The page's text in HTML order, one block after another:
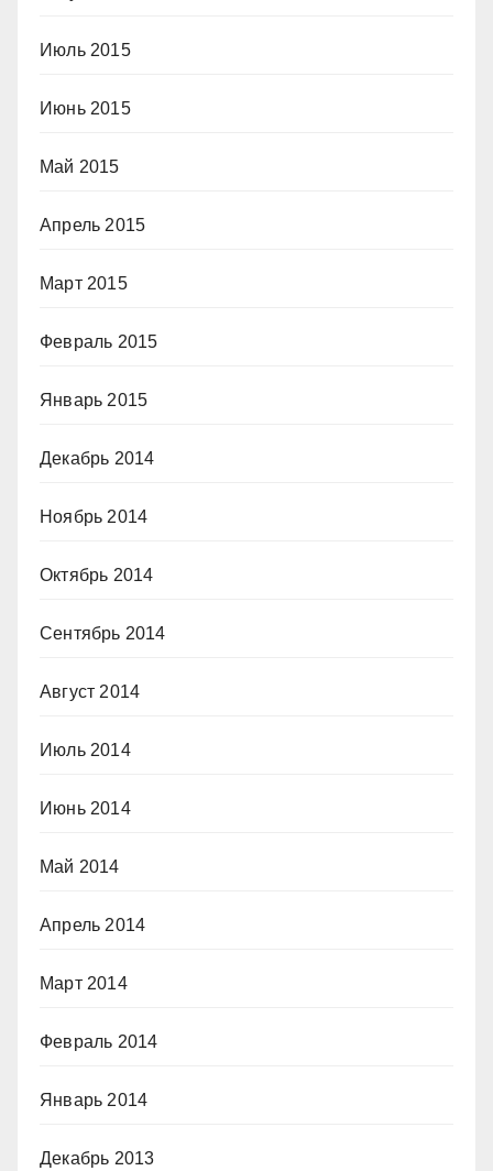
Июль 2015
Июнь 2015
Май 2015
Апрель 2015
Март 2015
Февраль 2015
Январь 2015
Декабрь 2014
Ноябрь 2014
Октябрь 2014
Сентябрь 2014
Август 2014
Июль 2014
Июнь 2014
Май 2014
Апрель 2014
Март 2014
Февраль 2014
Январь 2014
Декабрь 2013